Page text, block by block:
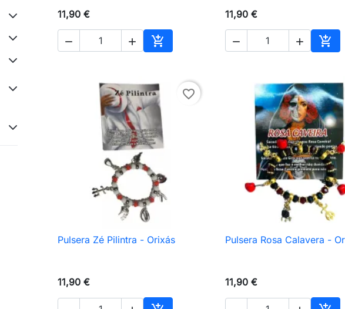
11,90 €
  
Añadir al carrito
11,90 €
  
favorite_border
 Vista rápida
Pulsera Zé Pilintra - Orixás
11,90 €
 Vista rápida
Pulsera Rosa Calavera -
11,90 €